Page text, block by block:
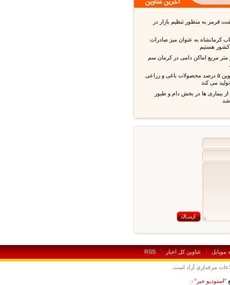
به منظور تنظیم بازار در
کرمانشاه به عنوان میز صادرات
هستیم
متر مربع اماکن دامی در کرمان سم
استان قزوین ۵ درصد محصولات باغی و زراعی
می کند
بیماری ها در بخش دام و طیور
عناوين کل اخبار RSS
مرغداری آزاد است.
خبر“